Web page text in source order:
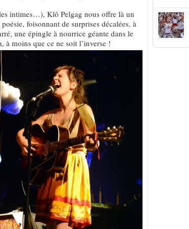
intimes…), Klô Pelgag nous offre là un
foisonnant de surprises décalées, à
une épingle à nourrice géante dans le
à moins que ce ne soit l’inverse !